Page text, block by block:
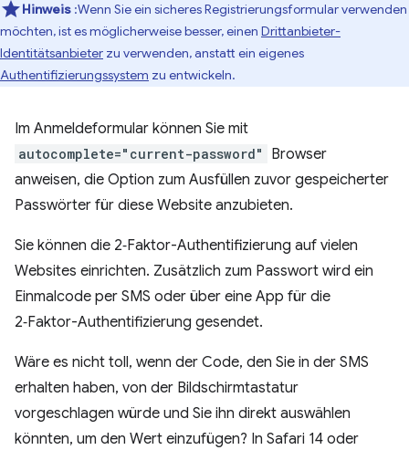
Hinweis :Wenn Sie ein sicheres Registrierungsformular verwenden
möchten, ist es möglicherweise besser, einen Drittanbieter-
Identitätsanbieter zu verwenden, anstatt ein eigenes
Authentifizierungssystem zu entwickeln.
Im Anmeldeformular können Sie mit
autocomplete="current-password"
Browser
anweisen, die Option zum Ausfüllen zuvor gespeicherter
Passwörter für diese Website anzubieten.
Sie können die 2‑Faktor-Authentifizierung auf vielen
Websites einrichten. Zusätzlich zum Passwort wird ein
Einmalcode per SMS oder über eine App für die
2‑Faktor-Authentifizierung gesendet.
Wäre es nicht toll, wenn der Code, den Sie in der SMS
erhalten haben, von der Bildschirmtastatur
vorgeschlagen würde und Sie ihn direkt auswählen
könnten, um den Wert einzufügen? In Safari 14 oder